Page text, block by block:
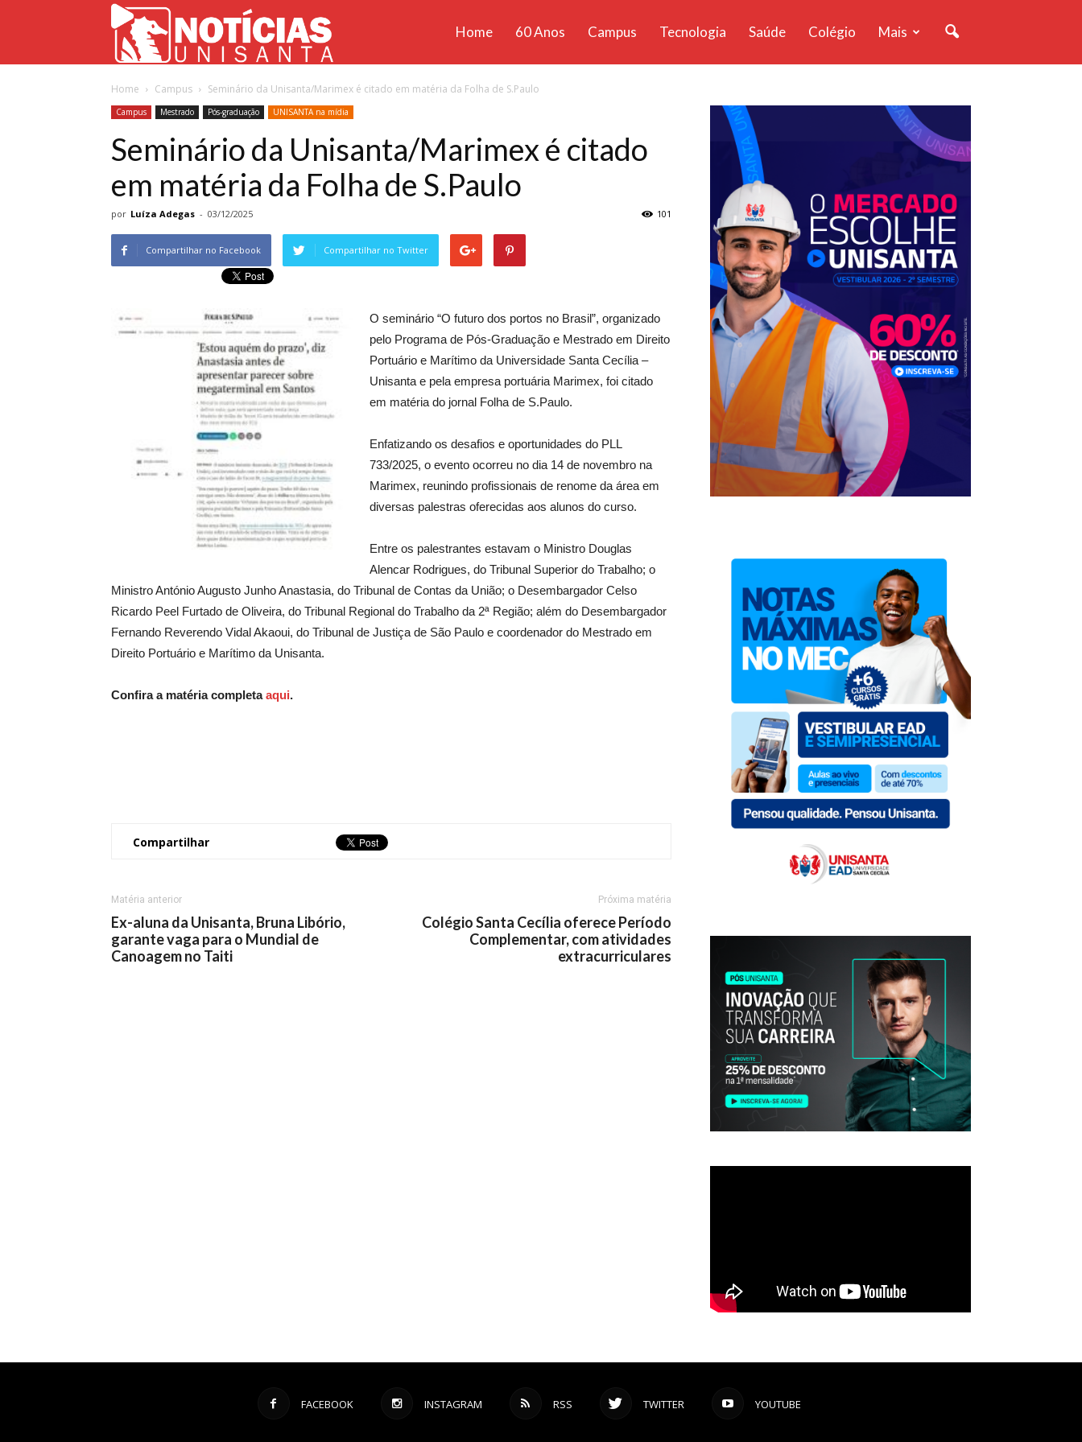
Unisanta
Home 60 Anos Campus Tecnologia Saúde Colégio Mais
Home Campus Seminário da Unisanta/Marimex é citado em matéria da Folha de S.Paulo
Campus Mestrado Pós-graduação UNISANTA na mídia
Seminário da Unisanta/Marimex é citado
em matéria da Folha de S.Paulo
por Luíza Adegas - 03/12/2025 101
Compartilhar no Facebook Compartilhar no Twitter
O seminário “O futuro dos portos no Brasil”, organizado
pelo Programa de Pós-Graduação e Mestrado em Direito
Portuário e Marítimo da Universidade Santa Cecília –
Unisanta e pela empresa portuária Marimex, foi citado
em matéria do jornal Folha de S.Paulo.
Enfatizando os desafios e oportunidades do PLL
733/2025, o evento ocorreu no dia 14 de novembro na
Marimex, reunindo profissionais de renome da área em
diversas palestras oferecidas aos alunos do curso.
Entre os palestrantes estavam o Ministro Douglas
Alencar Rodrigues, do Tribunal Superior do Trabalho; o
Ministro António Augusto Junho Anastasia, do Tribunal de Contas da União; o Desembargador Celso
Ricardo Peel Furtado de Oliveira, do Tribunal Regional do Trabalho da 2ª Região; além do Desembargador
Fernando Reverendo Vidal Akaoui, do Tribunal de Justiça de São Paulo e coordenador do Mestrado em
Direito Portuário e Marítimo da Unisanta.
Confira a matéria completaaqui.
Compartilhar
Matéria anterior
Ex-aluna da Unisanta, Bruna Libório,
garante vaga para o Mundial de
Canoagem no Taiti
Próxima matéria
Colégio Santa Cecília oferece Período
Complementar, com atividades
extracurriculares
FACEBOOK INSTAGRAM RSS TWITTER YOUTUBE